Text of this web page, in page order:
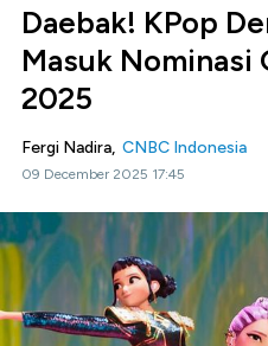
Daebak! KPop
Masuk Nominasi
2025
Fergi Nadira, CNBC Indonesia
09 December 2025 17:45